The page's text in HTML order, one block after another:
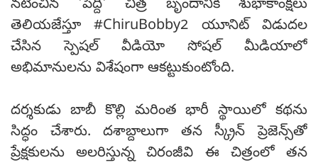
నటించిన 'పెద్ది' చిత్ర బృందానికి శుభాకాంక్షలు
తెలియజేస్తూ #ChiruBobby2 యూనిట్ విడుదల
చేసిన స్పెషల్ వీడియో సోషల్ మీడియాలో
అభిమానులను విశేషంగా ఆకట్టుకుంటోంది.
దర్శకుడు బాబీ కొల్లి మరింత భారీ స్థాయిలో కథను
సిద్ధం చేశారు. దశాబ్దాలుగా తన స్క్రీన్ ప్రెజెన్స్‌తో
ప్రేక్షకులను అలరిస్తున్న చిరంజీవి ఈ చిత్రంలో తన